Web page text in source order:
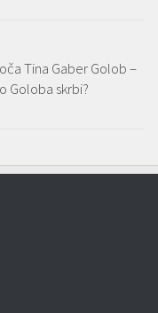
Tina Gaber Golob –
Goloba skrbi?